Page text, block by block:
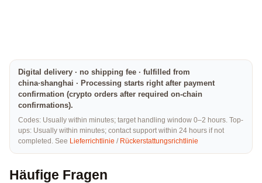
Digital delivery · no shipping fee · fulfilled from
china·shanghai · Processing starts right after payment
confirmation (crypto orders after required on-chain
confirmations).
Codes: Usually within minutes; target handling window 0–2 hours. Top-
ups: Usually within minutes; contact support within 24 hours if not
completed. See Lieferrichtlinie / Rückerstattungsrichtlinie
Häufige Fragen